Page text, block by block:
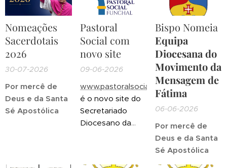
Nomeações
Sacerdotais
2026
30-07-2026
Por mercê de
Deus e da Santa
Sé Apostólica
Pastoral
Social com
novo site
09-06-2026
www.pastoralsocialfunchal.pt
é o novo site do
Secretariado
Diocesano da
Bispo Nomeia
Equipa
Diocesana do
Movimento da
Mensagem de
Fátima
06-06-2026
Por mercê de
Deus e da Santa
Sé Apostólica